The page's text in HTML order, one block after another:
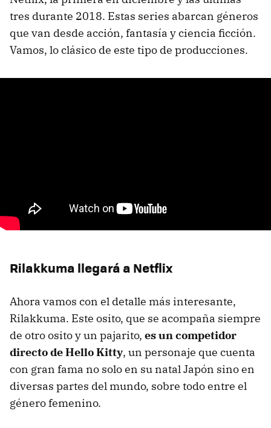
tres durante 2018. Estas series abarcan géneros
que van desde acción, fantasía y ciencia ficción.
Vamos, lo clásico de este tipo de producciones.
Rilakkuma llegará a Netflix
Ahora vamos con el detalle más interesante,
Rilakkuma. Este osito, que se acompaña siempre
de otro osito y un pajarito, es un competidor
directo de Hello Kitty, un personaje que cuenta
con gran fama no solo en su natal Japón sino en
diversas partes del mundo, sobre todo entre el
género femenino.